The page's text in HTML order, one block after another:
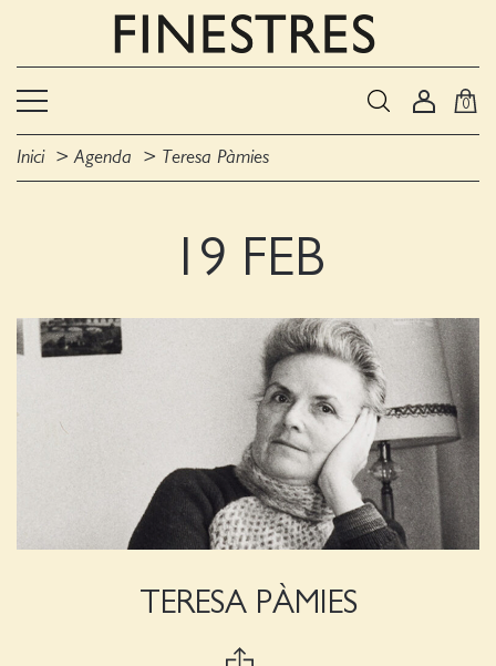
0
Inici Agenda Teresa Pàmies
19 FEB
TERESA PÀMIES